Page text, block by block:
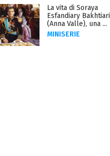
La vita di Soraya
Esfandiary Bakhtiari
(Anna Valle), una ...
MINISERIE